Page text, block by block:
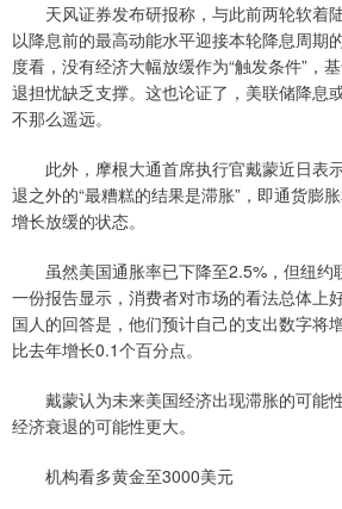
天风证券发布研报称，与此前两轮软着
以降息前的最高动能水平迎接本轮降息周期
度看，没有经济大幅放缓作为“触发条件”，
退担忧缺乏支撑。这也论证了，美联储降息
不那么遥远。
此外，摩根大通首席执行官戴蒙近日表
退之外的“最糟糕的结果是滞胀”，即通货膨
增长放缓的状态。
虽然美国通胀率已下降至2.5%，但纽约
一份报告显示，消费者对市场的看法总体上
国人的回答是，他们预计自己的支出数字将
比去年增长0.1个百分点。
戴蒙认为未来美国经济出现滞胀的可能
经济衰退的可能性更大。
机构看多黄金至3000美元